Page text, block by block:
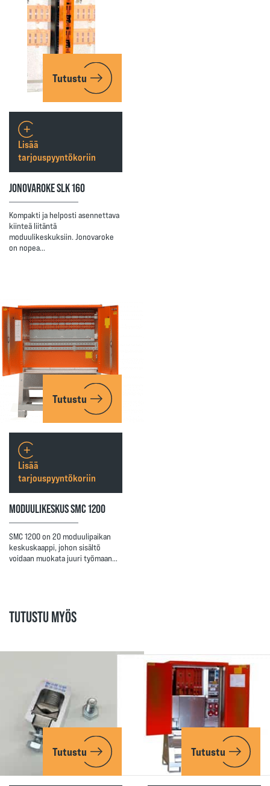
Tutustu
JONOVAROKE SLK 160
Kompakti ja helposti asennettava
kiinteä liitäntä
moduulikeskuksiin. Jonovaroke
on nopea…
Lisää
tarjouspyyntökoriin
Tutustu
MODUULIKESKUS SMC 1200
SMC 1200 on 20 moduulipaikan
keskuskaappi, johon sisältö
voidaan muokata juuri työmaan…
Lisää
tarjouspyyntökoriin
TUTUSTU MYÖS
Tutustu Tutustu